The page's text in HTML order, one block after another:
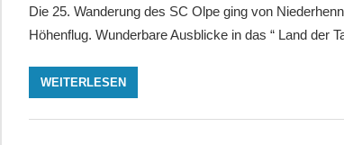
Die 25. Wanderung des SC Olpe ging von
Höhenflug. Wunderbare Ausblicke in das “ Land der
WEITERLESEN